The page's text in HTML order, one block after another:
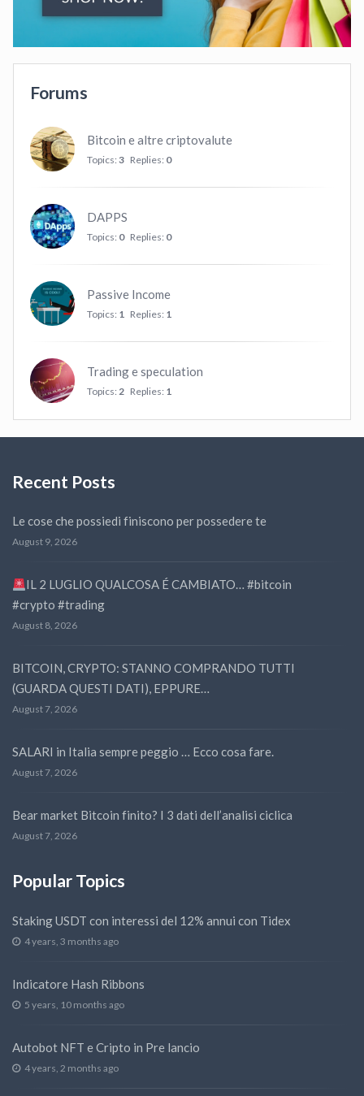
Forums
Bitcoin e altre criptovalute
Topics: 3 Replies: 0
DAPPS
Topics: 0 Replies: 0
Passive Income
Topics: 1 Replies: 1
Trading e speculation
Topics: 2 Replies: 1
Recent Posts
Le cose che possiedi finiscono per possedere te
August 9, 2026
IL 2 LUGLIO QUALCOSA É CAMBIATO… #bitcoin
#crypto #trading
August 8, 2026
BITCOIN, CRYPTO: STANNO COMPRANDO TUTTI
(GUARDA QUESTI DATI), EPPURE…
August 7, 2026
SALARI in Italia sempre peggio … Ecco cosa fare.
August 7, 2026
Bear market Bitcoin finito? I 3 dati dell’analisi ciclica
August 7, 2026
Popular Topics
Staking USDT con interessi del 12% annui con Tidex
4 years, 3 months ago
Indicatore Hash Ribbons
5 years, 10 months ago
Autobot NFT e Cripto in Pre lancio
4 years, 2 months ago